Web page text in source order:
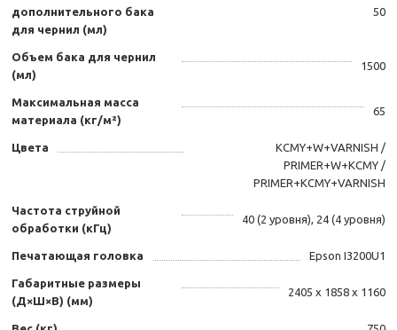
дополнительного бака
для чернил (мл)
50
Объем бака для чернил
(мл)
1500
Максимальная масса
материала (кг/м²)
65
Цвета
KCMY+W+VARNISH /
PRIMER+W+KCMY /
PRIMER+KCMY+VARNISH
Частота струйной
обработки (кГц)
40 (2 уровня), 24 (4 уровня)
Печатающая головка Epson I3200U1
Габаритные размеры
(Д×Ш×В) (мм)
2405 х 1858 х 1160